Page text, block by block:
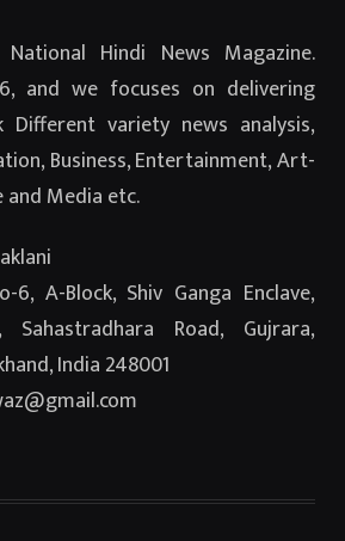
Hindi News Magazine.
and we focuses on delivering
variety news analysis,
Business, Entertainment, Art-
Media etc.
6, A-Block, Shiv Ganga Enclave,
Sahastradhara Road, Gujrara,
India 248001